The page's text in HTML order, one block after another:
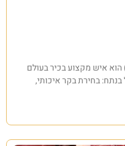
איש מקצוע בכיר בעולם
בחירת בקר איכותי,